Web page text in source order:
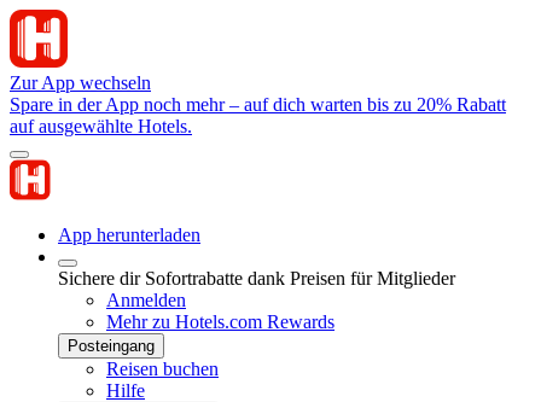
Zur App wechseln
Spare in der App noch mehr – auf dich warten bis zu 20% Rabatt
auf ausgewählte Hotels.
App herunterladen
Sichere dir Sofortrabatte dank Preisen für Mitglieder
Anmelden
Mehr zu Hotels.com Rewards
Posteingang
Reisen buchen
Hilfe